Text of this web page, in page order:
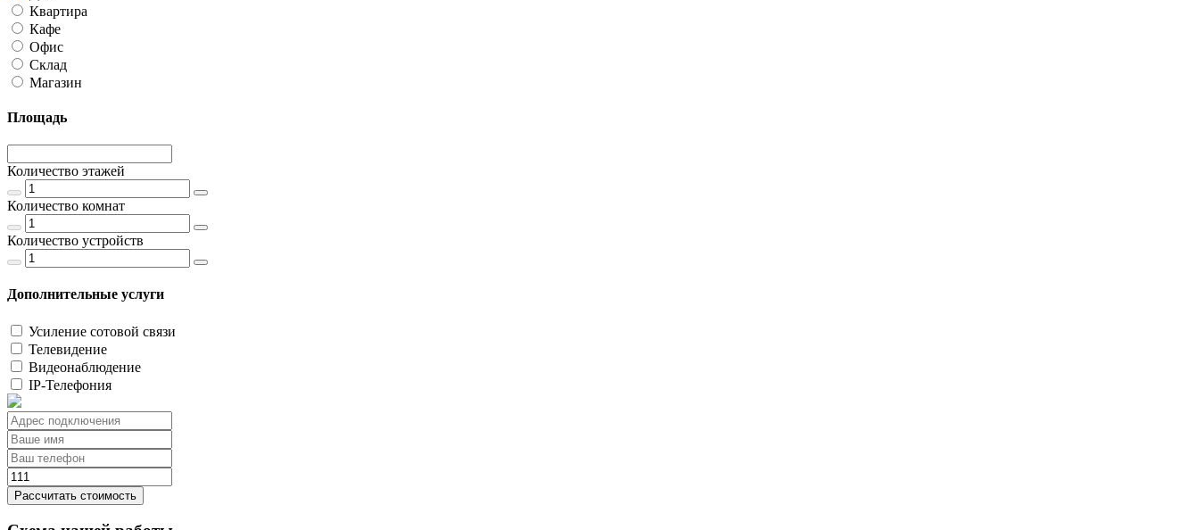
Квартира
Кафе
Офис
Склад
Магазин
Площадь
Количество этажей
Количество комнат
Количество устройств
Дополнительные услуги
Усиление сотовой связи
Телевидение
Видеонаблюдение
IP-Телефония
Рассчитать стоимость